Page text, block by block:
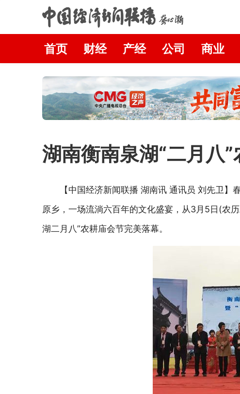
首页 财经 产经 公司 商业
湖南衡南泉湖“二月八
【中国经济新闻联播 湖南讯 通讯员 刘先卫
原乡，一场流淌六百年的文化盛宴，从3月5日(农
湖二月八”农耕庙会节完美落幕。